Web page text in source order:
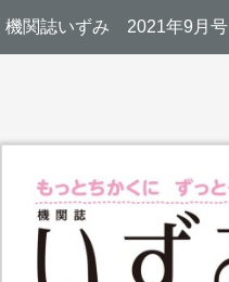
機関誌いずみ 2021年9月号